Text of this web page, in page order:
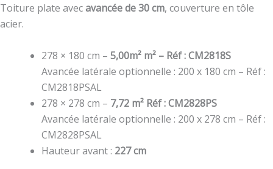
Toiture plate avecavancée de 30 cm, couverture en tôle
acier.
278 × 180 cm – 5,00m² m² – Réf : CM2818S
Avancée latérale optionnelle : 200 x 180 cm – Réf :
CM2818PSAL
278 × 278 cm – 7,72 m² Réf : CM2828PS
Avancée latérale optionnelle : 200 x 278 cm – Réf :
CM2828PSAL
Hauteur avant : 227 cm